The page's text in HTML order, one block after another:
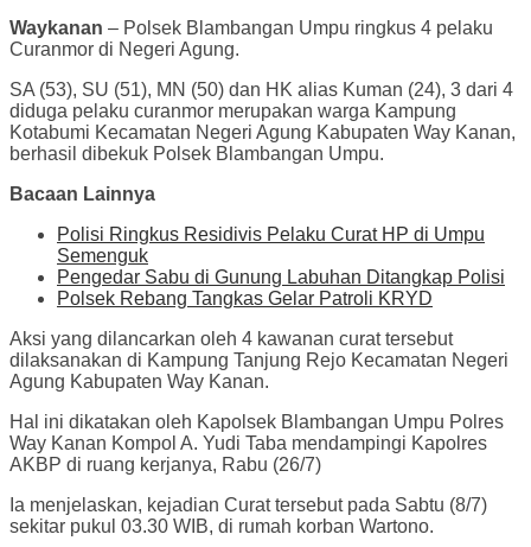
Waykanan – Polsek Blambangan Umpu ringkus 4 pelaku
Curanmor di Negeri Agung.
SA (53), SU (51), MN (50) dan HK alias Kuman (24), 3 dari 4
diduga pelaku curanmor merupakan warga Kampung
Kotabumi Kecamatan Negeri Agung Kabupaten Way Kanan,
berhasil dibekuk Polsek Blambangan Umpu.
Bacaan Lainnya
Polisi Ringkus Residivis Pelaku Curat HP di Umpu
Semenguk
Pengedar Sabu di Gunung Labuhan Ditangkap Polisi
Polsek Rebang Tangkas Gelar Patroli KRYD
Aksi yang dilancarkan oleh 4 kawanan curat tersebut
dilaksanakan di Kampung Tanjung Rejo Kecamatan Negeri
Agung Kabupaten Way Kanan.
Hal ini dikatakan oleh Kapolsek Blambangan Umpu Polres
Way Kanan Kompol A. Yudi Taba mendampingi Kapolres
AKBP di ruang kerjanya, Rabu (26/7)
Ia menjelaskan, kejadian Curat tersebut pada Sabtu (8/7)
sekitar pukul 03.30 WIB, di rumah korban Wartono.